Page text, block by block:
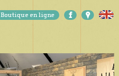
Boutique en ligne